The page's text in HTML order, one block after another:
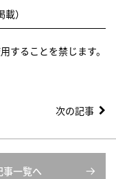
）
することを禁じます。
次の記事
事一覧へ